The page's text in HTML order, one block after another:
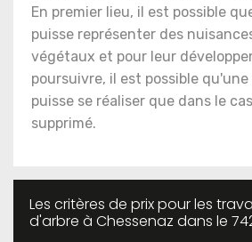
En premier lieu, il est possible
puisse représenter des
végétaux et pour leur
poursuivre, il est possible
puisse se réaliser que dans le
supprimé.
Les critères de prix pour les
d'arbre à Chessenaz dans le